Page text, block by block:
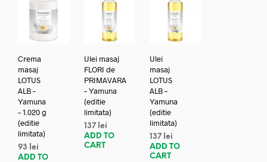
Crema
masaj
LOTUS
ALB –
Yamuna
– 1.020 g
(editie
limitata)
93
lei
ADD TO
Ulei masaj
FLORI de
PRIMAVARA
– Yamuna
(editie
limitata)
137 lei
ADD TO
CART
Ulei
masaj
LOTUS
ALB –
Yamuna
(editie
limitata)
137 lei
ADD TO
CART